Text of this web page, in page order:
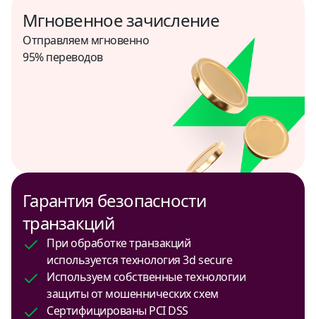
USD
Сербия
Таджикистан
Таиланд
USD, THB
Турция
USD, TRY
Мгновенное зачисление
Отправляем мгновенно
95% переводов
Гарантия безопасности
транзакций
При обработке транзакций
используется технология 3d secure
Используем собственные технологии
защиты от мошеннических схем
Сертифицированы PCI DSS